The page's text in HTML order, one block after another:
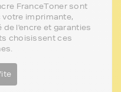
FranceToner sont
imprimante,
l'encre et garanties
choisissent ces